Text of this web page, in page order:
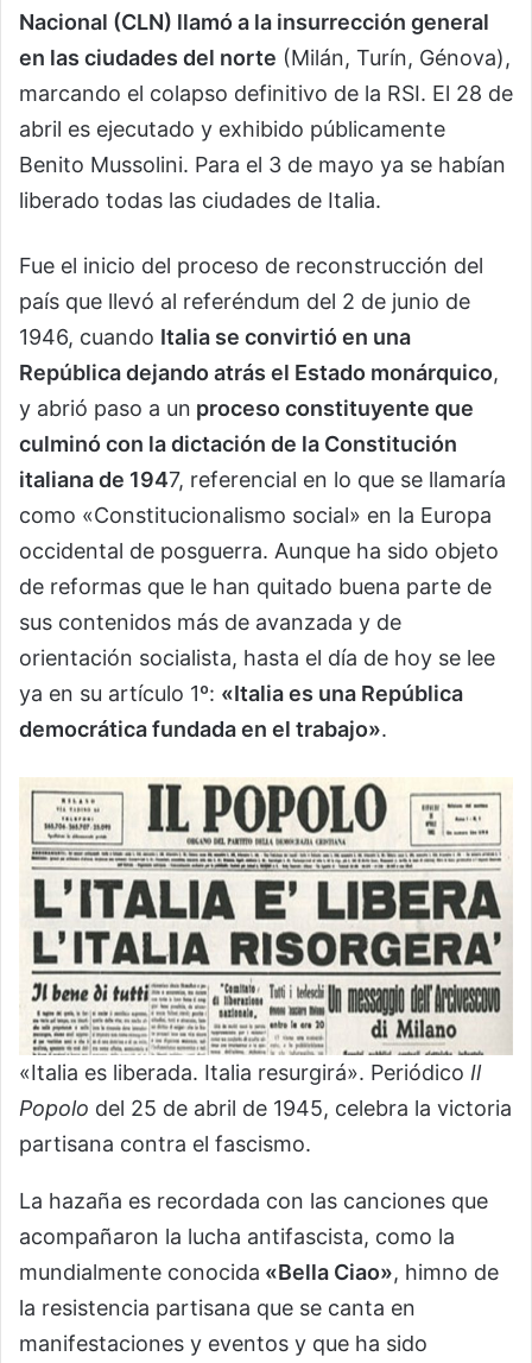
Nacional (CLN) llamó a la insurrección general
en las ciudades del norte (Milán, Turín, Génova),
marcando el colapso definitivo de la RSI. El 28 de
abril es ejecutado y exhibido públicamente
Benito Mussolini. Para el 3 de mayo ya se habían
liberado todas las ciudades de Italia.
Fue el inicio del proceso de reconstrucción del
país que llevó al referéndum del 2 de junio de
1946, cuando Italia se convirtió en una
República dejando atrás el Estado monárquico,
y abrió paso a un proceso constituyente que
culminó con la dictación de la Constitución
italiana de 1947, referencial en lo que se llamaría
como «Constitucionalismo social» en la Europa
occidental de posguerra. Aunque ha sido objeto
de reformas que le han quitado buena parte de
sus contenidos más de avanzada y de
orientación socialista, hasta el día de hoy se lee
ya en su artículo 1º: «Italia es una República
democrática fundada en el trabajo».
«Italia es liberada. Italia resurgirá». Periódico Il
Popolo del 25 de abril de 1945, celebra la victoria
partisana contra el fascismo.
La hazaña es recordada con las canciones que
acompañaron la lucha antifascista, como la
mundialmente conocida «Bella Ciao», himno de
la resistencia partisana que se canta en
manifestaciones y eventos y que ha sido